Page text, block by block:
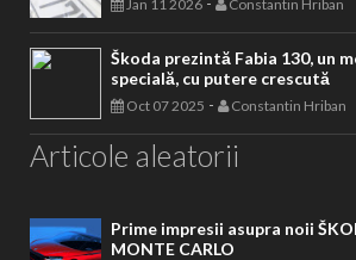
Jan 11 2026 Constantin Hriban
Škoda prezintă Fabia 130, un
specială, cu putere crescută
Oct 07 2025 - Constantin Hriban
Articole aleatorii
Prime impresii asupra noii
MONTE CARLO